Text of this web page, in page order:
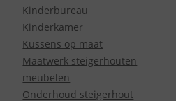
Kinderbureau
Kinderkamer
Kussens op maat
Maatwerk steigerhouten
meubelen
Onderhoud steigerhout